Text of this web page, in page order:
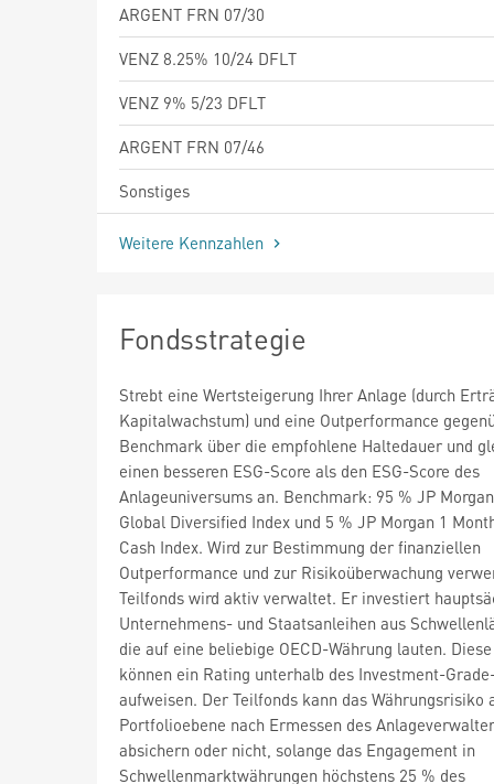
ARGENT FRN 07/30
VENZ 8.25% 10/24 DFLT
VENZ 9% 5/23 DFLT
ARGENT FRN 07/46
Sonstiges
Weitere Kennzahlen
Fondsstrategie
Strebt eine Wertsteigerung Ihrer Anlage (durch
Kapitalwachstum) und eine Outperformance
Benchmark über die empfohlene Haltedauer und
einen besseren ESG-Score als den ESG-Score des
Anlageuniversums an. Benchmark: 95 % JP
Global Diversified Index und 5 % JP Morgan 1
Cash Index. Wird zur Bestimmung der finanziellen
Outperformance und zur Risikoüberwachung
Teilfonds wird aktiv verwaltet. Er investiert
Unternehmens- und Staatsanleihen aus
die auf eine beliebige OECD-Währung lauten.
können ein Rating unterhalb des Investment-
aufweisen. Der Teilfonds kann das Währungsrisiko
Portfolioebene nach Ermessen des
absichern oder nicht, solange das Engagement in
Schwellenmarktwährungen höchstens 25 % des